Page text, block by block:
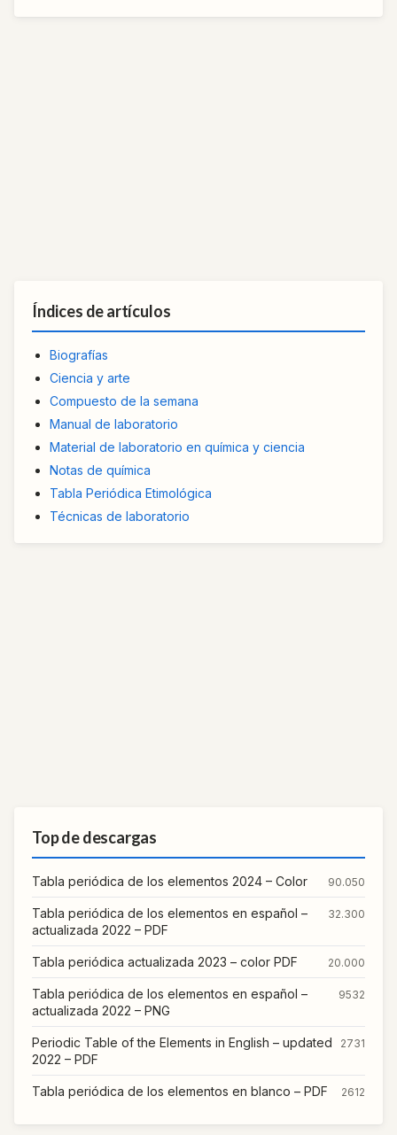
Índices de artículos
Biografías
Ciencia y arte
Compuesto de la semana
Manual de laboratorio
Material de laboratorio en química y ciencia
Notas de química
Tabla Periódica Etimológica
Técnicas de laboratorio
Top de descargas
Tabla periódica de los elementos 2024 – Color 90.050
Tabla periódica de los elementos en español –
actualizada 2022 – PDF
32.300
Tabla periódica actualizada 2023 – color PDF 20.000
Tabla periódica de los elementos en español –
actualizada 2022 – PNG
9532
Periodic Table of the Elements in English – updated
2022 – PDF
2731
Tabla periódica de los elementos en blanco – PDF 2612